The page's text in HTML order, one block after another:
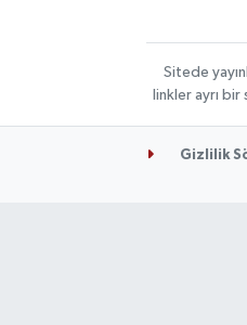
Sitede
linkler ayrı
Gizlilik